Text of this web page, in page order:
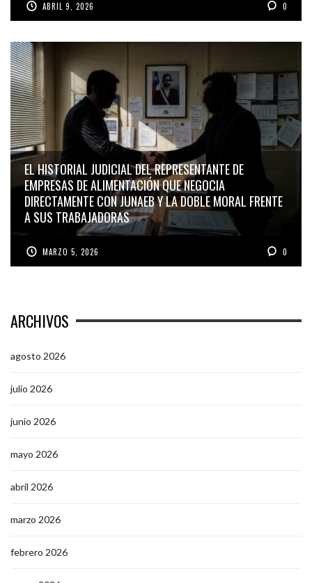
ABRIL 9, 2026 0
EL HISTORIAL JUDICIAL DEL REPRESENTANTE DE
EMPRESAS DE ALIMENTACIÓN QUE NEGOCIA
DIRECTAMENTE CON JUNAEB Y LA DOBLE MORAL FRENTE
A SUS TRABAJADORAS
MARZO 5, 2026 0
ARCHIVOS
agosto 2026
julio 2026
junio 2026
mayo 2026
abril 2026
marzo 2026
febrero 2026